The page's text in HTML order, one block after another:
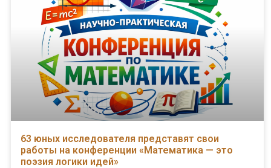
63 юных исследователя представят свои
работы на конференции «Математика — это
поэзия логики идей»